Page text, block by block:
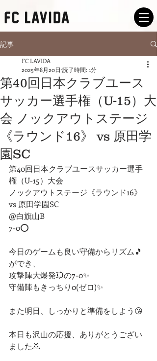
記事
第40回日本クラブユース
サッカー選手権（U-15）大
会 ノックアウトステージ
《ラウンド16》 vs 原田学
園SC
FC LAVIDA
2025年8月20日 読了時間: 1分
第40回日本クラブユースサッカー選手
権（U-15）大会
ノックアウトステージ《ラウンド16》
vs 原田学園SC
@白旗山B
7-0⭕️
今日のゲームも良い守備からリズム🎵
ができ、
攻撃陣大爆発💥の7-0✨
守備陣もきっちり0(ゼロ)✨
また明日、しっかりと準備をしよう😘
本日も沢山の応援、ありがとうござい
ました🙇